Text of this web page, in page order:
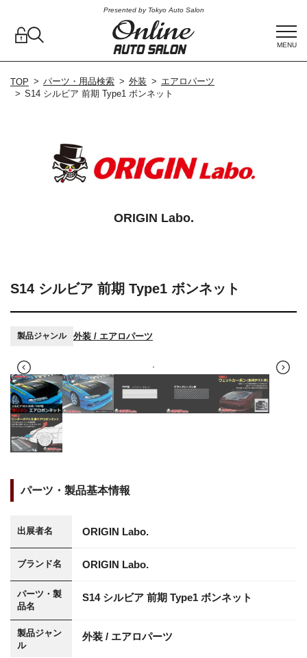
Presented by Tokyo Auto Salon
MENU
TOP パーツ・用品検索 外装
エアロパーツ
S14 シルビア 前期 Type1 ボンネット
S14 シルビア 前期 Type1 ボンネット
製品ジャンル 外装 / エアロパーツ
パーツ・製品基本情報
出展者名 ORIGIN Labo.
ブランド名 ORIGIN Labo.
パーツ・製
品名
S14 シルビア 前期 Type1 ボンネット
製品ジャン
ル
外装 / エアロパーツ
ORIGIN Labo.